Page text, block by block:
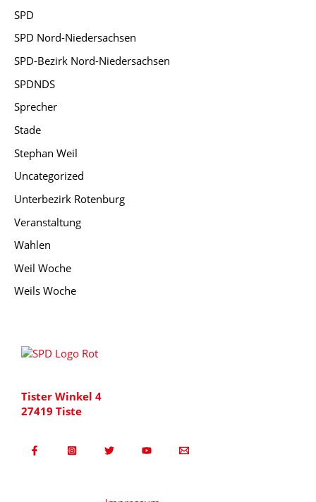
SPD
SPD Nord-Niedersachsen
SPD-Bezirk Nord-Niedersachsen
SPDNDS
Sprecher
Stade
Stephan Weil
Uncategorized
Unterbezirk Rotenburg
Veranstaltung
Wahlen
Weil Woche
Weils Woche
Tister Winkel 4
27419 Tiste